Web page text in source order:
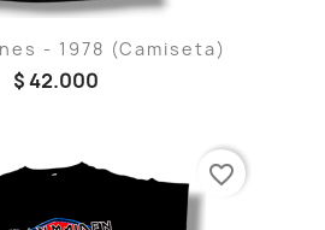
- 1978 (Camiseta)
$ 42.000
favorite_border